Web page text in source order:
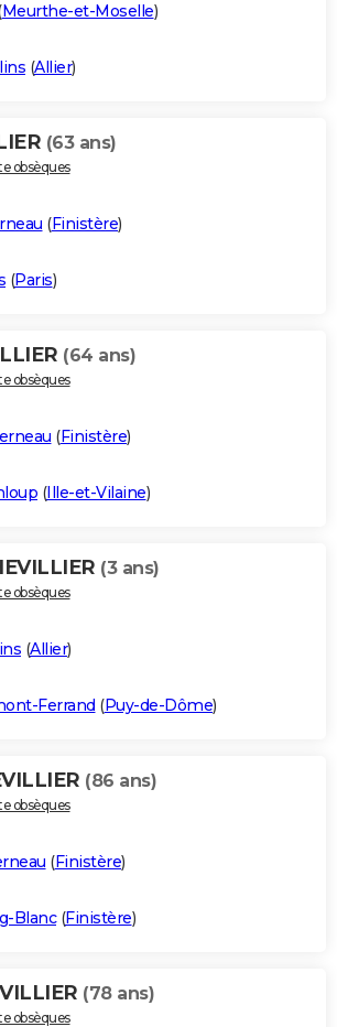
Meurthe-et-Moselle)
(Allier)
(63 ans)
obsèques
(Finistère)
(Paris)
(64 ans)
obsèques
(Finistère)
(Ille-et-Vilaine)
(3 ans)
obsèques
(Allier)
Ferrand (Puy-de-Dôme)
(86 ans)
obsèques
(Finistère)
Blanc(Finistère)
(78 ans)
obsèques